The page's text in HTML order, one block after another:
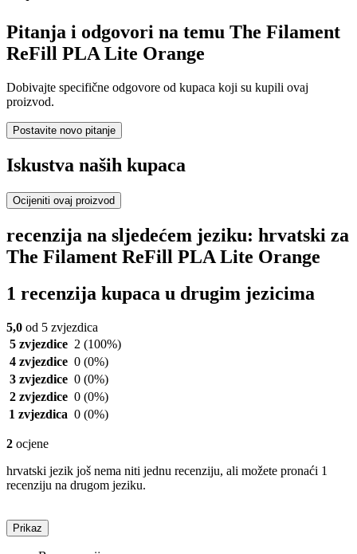
Pitanja i odgovori na temu The Filament
ReFill PLA Lite Orange
Dobivajte specifične odgovore od kupaca koji su kupili ovaj
proizvod.
Postavite novo pitanje
Iskustva naših kupaca
Ocijeniti ovaj proizvod
recenzija na sljedećem jeziku: hrvatski za
The Filament ReFill PLA Lite Orange
1 recenzija kupaca u drugim jezicima
5,0 od 5 zvjezdica
5 zvjezdice 2 (100%)
4 zvjezdice 0 (0%)
3 zvjezdice 0 (0%)
2 zvjezdice 0 (0%)
1 zvjezdica 0 (0%)
2 ocjene
hrvatski jezik još nema niti jednu recenziju, ali možete pronaći 1
recenziju na drugom jeziku.
Prikaz